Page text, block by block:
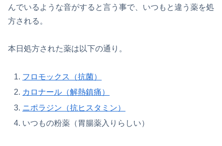
んでいるような音がすると言う事で、いつもと違う薬を処
方される。
本日処方された薬は以下の通り。
フロモックス（抗菌）
カロナール（解熱鎮痛）
ニポラジン（抗ヒスタミン）
いつもの粉薬（胃腸薬入りらしい）